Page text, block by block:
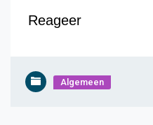
Reageer
Algemeen